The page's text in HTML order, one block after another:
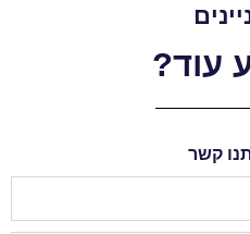
עוד?
קשר